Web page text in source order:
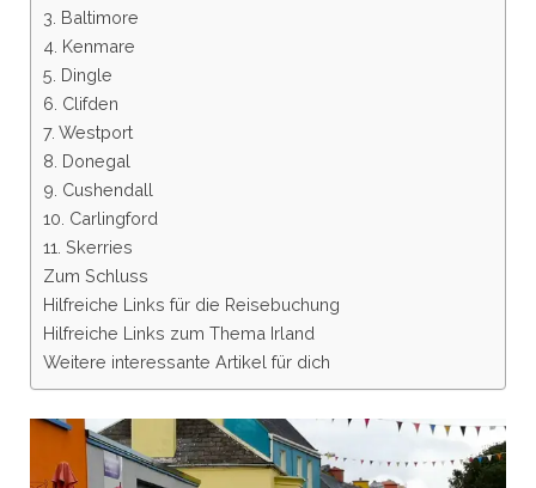
3. Baltimore
4. Kenmare
5. Dingle
6. Clifden
7. Westport
8. Donegal
9. Cushendall
10. Carlingford
11. Skerries
Zum Schluss
Hilfreiche Links für die Reisebuchung
Hilfreiche Links zum Thema Irland
Weitere interessante Artikel für dich